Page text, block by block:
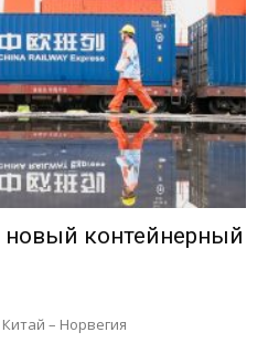
новый контейнерный
– Норвегия